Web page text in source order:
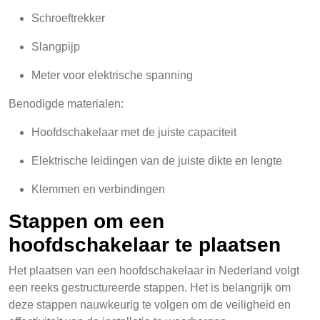
Schroeftrekker
Slangpijp
Meter voor elektrische spanning
Benodigde materialen:
Hoofdschakelaar met de juiste capaciteit
Elektrische leidingen van de juiste dikte en lengte
Klemmen en verbindingen
Stappen om een
hoofdschakelaar te plaatsen
Het plaatsen van een hoofdschakelaar in Nederland volgt
een reeks gestructureerde stappen. Het is belangrijk om
deze stappen nauwkeurig te volgen om de veiligheid en